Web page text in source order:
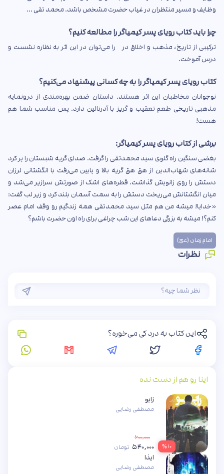
وظایف و مسیر منتظران در غیاب حضرت مشخص باشد. محمد تقی ...
چرا باید کتاب رویای پسر کیمیاگر را مطالعه کنیم؟
ترکیبی از تاریخ، مذهب و اخلاق در را می‌توان در این اثر به نظاره نشست و
درس آموخت.
کتاب رویای پسر کیمیاگر را به چه کسانی پیشنهاد می‌کنیم؟
نوجوانان مخاطبان این اثر هستند. داستان ضمن بهره‌مندی از درونمایه
مذهبی تاریخی طعم تعقیب و گریز با آدرنالین دارد. پس مناسب شما هم
هست!
برشی از کتاب رویای پسر کیمیاگر:
بغضی سنگین راه گلوی سید محمدتقی را گرفت. صدای گریه شبستان را پر کرد
شانه‌های شهاب‌الدین از هق هق گریه بالا و پایین می‌رفت با انگشتانی لرزان
دستش را روی زانویش گذاشت. قطره‌های اشک از صورتش سرازیر می‌شد و
میان انگشتانش می‌ریخت دستش را به سمت آسمان بلند کرد و زیر لب گفت:
«خدایا! میشه من هم مثل سید محمد‌تقی همه زندگیم رو وقف امام عصر
کنم؟! میشه به بزرگی دعاهای این شب چراغی برای راه اون حضرت باشم؟
امام زمان (عج)
نظرات
این کتاب به درد کی می‌خوره؟
اینا رو هم از دست نده
۱۰ %
زایو
مصطفی رضایی
۶۰۰,۰۰۰
۵۴۰,۰۰۰ تومان
ایذا
مصطفی رضایی